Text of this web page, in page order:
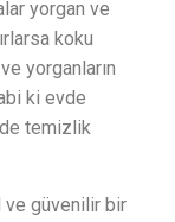
yorgan ve
koku
yorganların
ki evde
temizlik
ve güvenilir bir